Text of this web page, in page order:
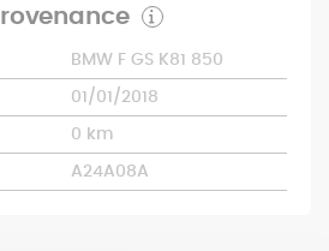
BMW F GS K81 850
01/01/2018
0 km
A24A08A